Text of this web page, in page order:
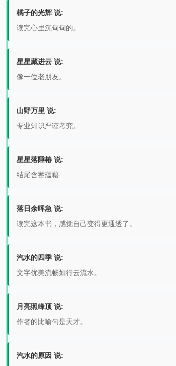
橘子的光辉 说:
读完心里沉甸甸的。
星星藏进云 说:
像一位老朋友。
山野万里 说:
专业知识严谨考究。
星星落陲椿 说:
结尾含蓄蕴藉
落日余晖急 说:
读完这本书，感觉自己变得更通透了。
汽水的四季 说:
文字优美流畅如行云流水。
月亮照峰顶 说:
作者的比喻句是天才。
汽水的原因 说: